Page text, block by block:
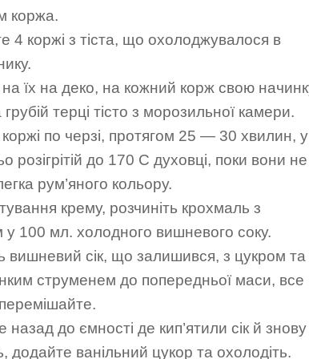
коржа.
4 коржі з тіста, що охолоджувалося в
на їх на деко, на кожний корж свою
грубій терці тісто з морозильної камери.
коржі по черзі, протягом 25 — 30 хвилин, у
розігрітій до 170 С духовці, поки вони не
рум’яного кольору.
крему, розчиніть крохмаль з
100 мл. холодного вишневого соку.
вишневий сік, що залишився, з цукром та
струменем до попередньої маси, все
назад до ємності де кип’ятили сік й знову
додайте ванільний цукор та охолодіть.